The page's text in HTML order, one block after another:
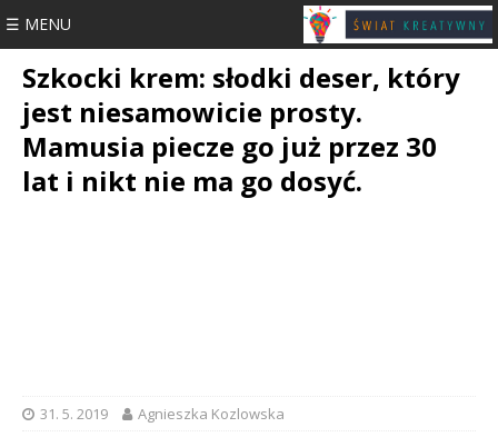
☰ MENU
Szkocki krem: słodki deser, który
jest niesamowicie prosty.
Mamusia piecze go już przez 30
lat i nikt nie ma go dosyć.
31. 5. 2019 Agnieszka Kozlowska